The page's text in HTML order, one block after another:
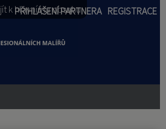
k hlavnímu obsahu
PŘIHLÁŠENÍ PARTNERA REGISTRACE